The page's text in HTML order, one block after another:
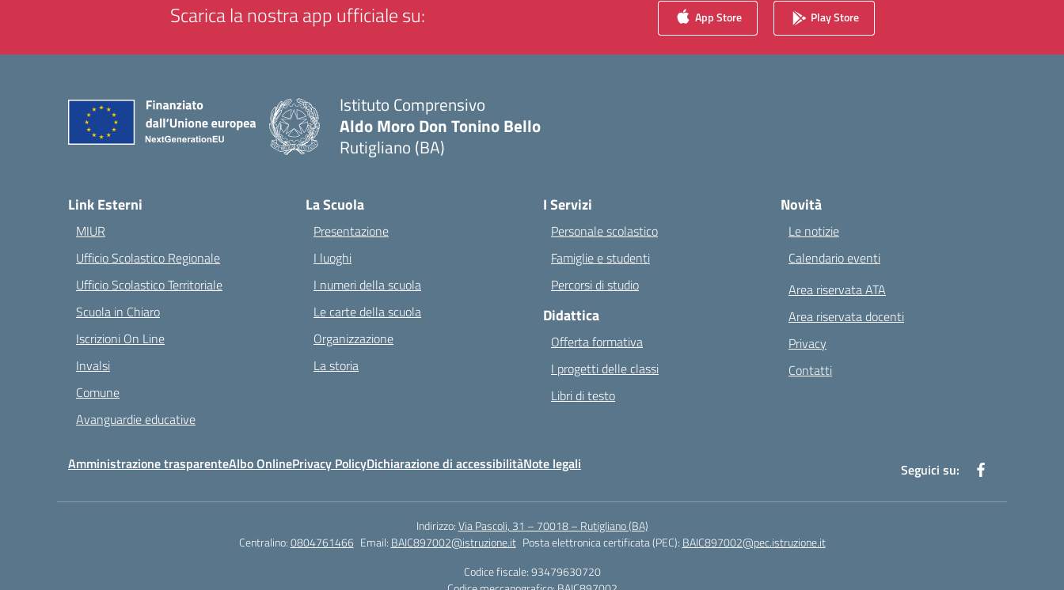
Scarica la nostra app ufficiale su: App Store Play Store
Istituto Comprensivo
Aldo Moro Don Tonino Bello
Rutigliano (BA)
Link Esterni
MIUR
Ufficio Scolastico Regionale
Ufficio Scolastico Territoriale
Scuola in Chiaro
Iscrizioni On Line
Invalsi
Comune
Avanguardie educative
La Scuola
Presentazione
I luoghi
I numeri della scuola
Le carte della scuola
Organizzazione
La storia
I Servizi
Personale scolastico
Famiglie e studenti
Percorsi di studio
Didattica
Offerta formativa
I progetti delle classi
Libri di testo
Novità
Le notizie
Calendario eventi
Area riservata ATA
Area riservata docenti
Privacy
Contatti
Amministrazione trasparenteAlbo OnlinePrivacy PolicyDichiarazione di accessibilitàNote legali Seguici su:
Indirizzo:Via Pascoli, 31 – 70018 – Rutigliano (BA)
Centralino:0804761466 Email: BAIC897002@istruzione.it Posta elettronica certificata (PEC): BAIC897002@pec.istruzione.it
Codice fiscale: 93479630720